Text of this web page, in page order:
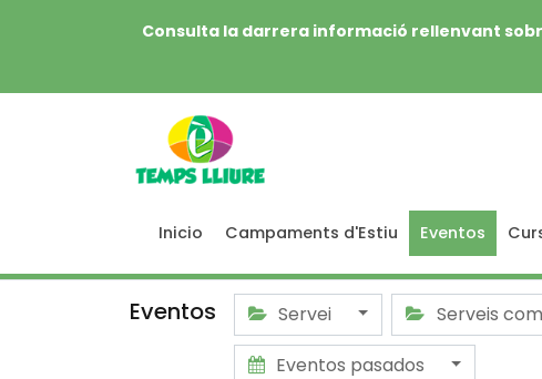
Consulta la darrera informació rellenvant
Inicio Campaments d'Estiu Eventos
Eventos Servei Serveis
Eventos pasados